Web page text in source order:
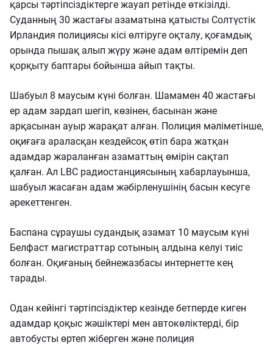
қарсы тәртіпсіздіктерге жауап ретінде өткізілді.
Суданның 30 жастағы азаматына қатысты Солтүстік
Ирландия полициясы кісі өлтіруге оқталу, қоғамдық
орында пышақ алып жүру және адам өлтіремін деп
қорқыту баптары бойынша айып тақты.
Шабуыл 8 маусым күні болған. Шамамен 40 жастағы
ер адам зардап шегіп, көзінен, басынан және
арқасынан ауыр жарақат алған. Полиция мәліметінше,
оқиғаға араласқан кездейсоқ өтіп бара жатқан
адамдар жараланған азаматтың өмірін сақтап
қалған. Ал LBC радиостанциясының хабарлауынша,
шабуыл жасаған адам жәбірленушінің басын кесуге
әрекеттенген.
Баспана сұраушы судандық азамат 10 маусым күні
Белфаст магистраттар сотының алдына келуі тиіс
болған. Оқиғаның бейнежазбасы интернетте кең
тарады.
Одан кейінгі тәртіпсіздіктер кезінде бетперде киген
адамдар қоқыс жәшіктері мен автокөліктерді, бір
автобусты өртеп жіберген және полиция